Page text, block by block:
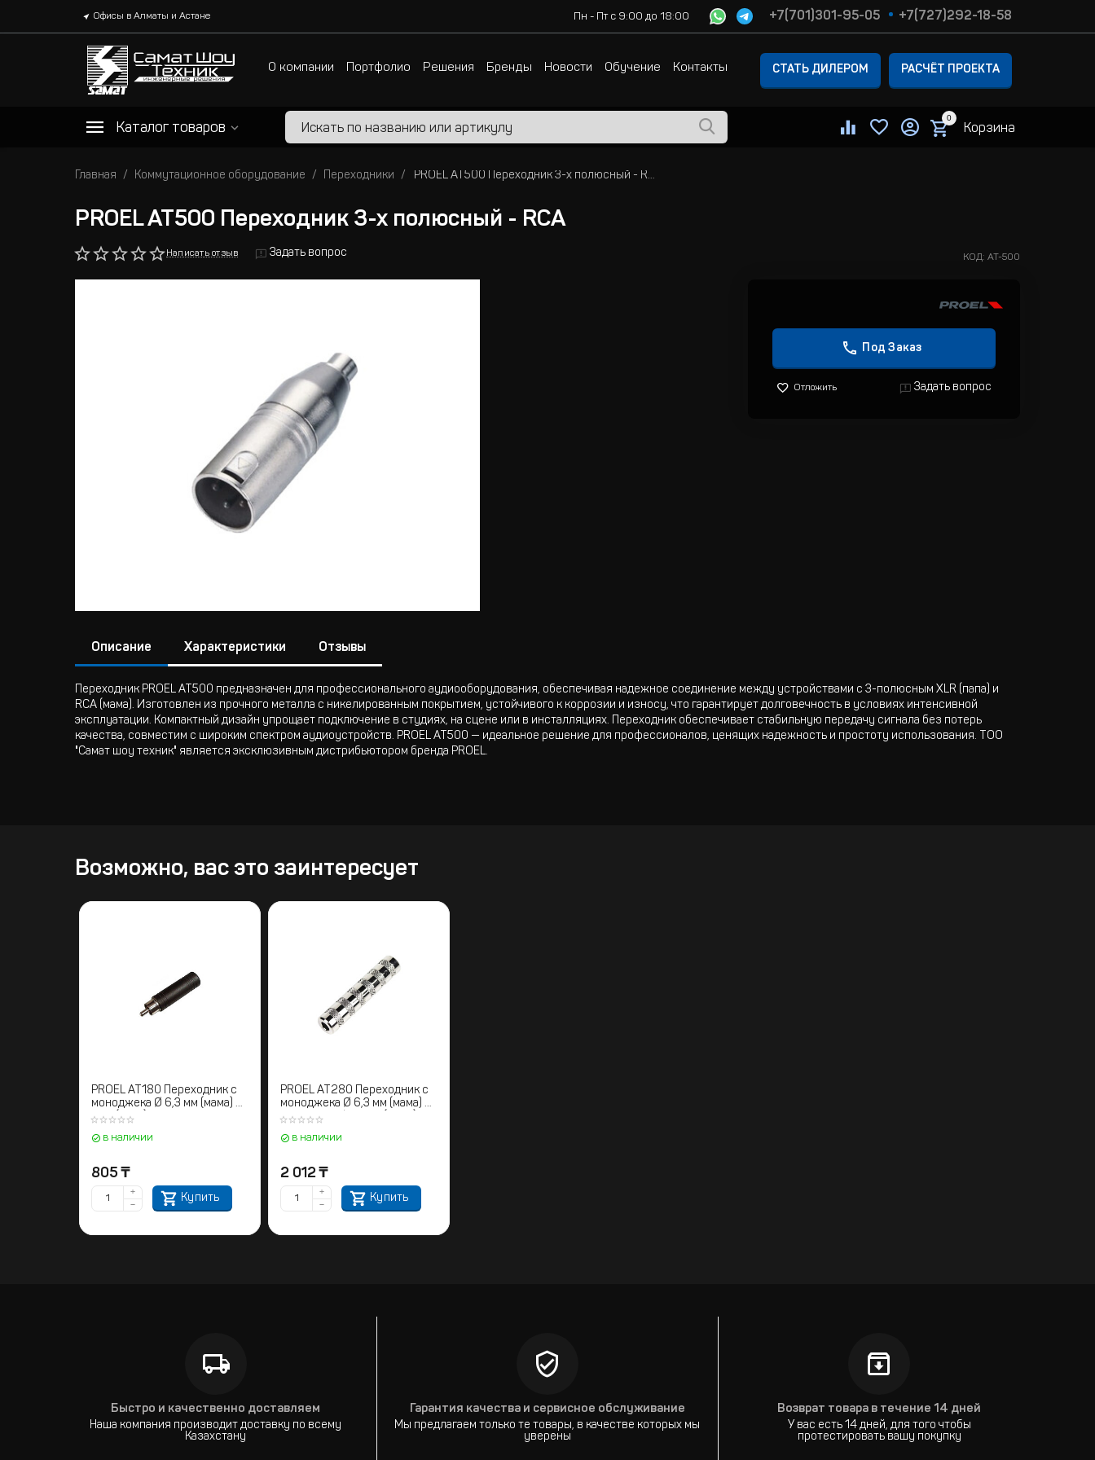
Офисы в Алматы и Астане Пн - Пт с 9:00 до 18:00 +7(701)301-95-05 +7(727)292-18-58
О компании Портфолио Решения Бренды Новости Обучение Контакты СТАТЬ ДИЛЕРОМ РАСЧЁТ ПРОЕКТА
Каталог товаров
0
Корзина
Главная Коммутационное оборудование Переходники PROEL AT500 Переходник 3-х полюсный - RCA
PROEL AT500 Переходник 3-х полюсный - RCA
Написать отзыв Задать вопрос КОД: AT-500
Под Заказ
Отложить Задать вопрос
Описание Характеристики Отзывы
Переходник PROEL AT500 предназначен для профессионального аудиооборудования, обеспечивая надежное соединение между устройствами с 3-полюсным XLR (папа) и
RCA (мама). Изготовлен из прочного металла с никелированным покрытием, устойчивого к коррозии и износу, что гарантирует долговечность в условиях интенсивной
эксплуатации. Компактный дизайн упрощает подключение в студиях, на сцене или в инсталляциях. Переходник обеспечивает стабильную передачу сигнала без потерь
качества, совместим с широким спектром аудиоустройств. PROEL AT500 — идеальное решение для профессионалов, ценящих надежность и простоту использования. ТОО
"Самат шоу техник" является эксклюзивным дистрибьютором бренда PROEL.
Возможно, вас это заинтересует
PROEL AT180 Переходник с
моноджека Ø 6,3 мм (мама) на
RCA (папа)
в наличии
805 ₸
Купить
+
−
PROEL AT280 Переходник с
моноджека Ø 6,3 мм (мама) на
моноджек Ø 6,3 мм (мама)
в наличии
2 012 ₸
Купить
+
−
Быстро и качественно доставляем
Наша компания производит доставку по всему
Казахстану
Гарантия качества и сервисное обслуживание
Мы предлагаем только те товары, в качестве которых мы
уверены
Возврат товара в течение 14 дней
У вас есть 14 дней, для того чтобы
протестировать вашу покупку